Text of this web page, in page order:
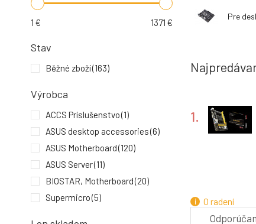
1 € 1371 €
Stav
Běžné zboží(163)
Výrobca
ACCS Príslušenstvo(1)
ASUS desktop accessories(6)
ASUS Motherboard(120)
ASUS Server(11)
BIOSTAR, Motherboard(20)
Supermicro(5)
Pre
1.
O radení